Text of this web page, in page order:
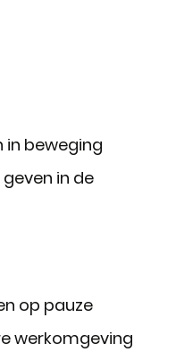
in beweging
in de
op pauze
werkomgeving